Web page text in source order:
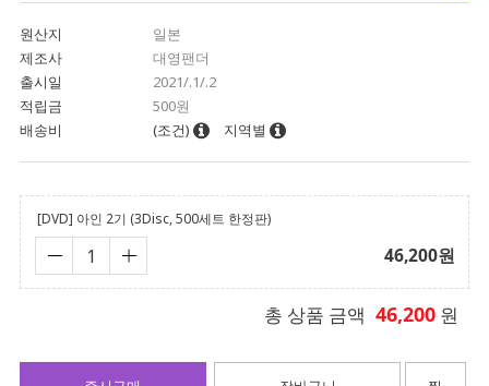
원산지
일본
제조사
대영팬더
출시일
2021/.1/.2
적립금
500원
배송비
(조건) 지역별
[DVD] 아인 2기 (3Disc, 500세트 한정판)
46,200원
총 상품 금액 46,200 원